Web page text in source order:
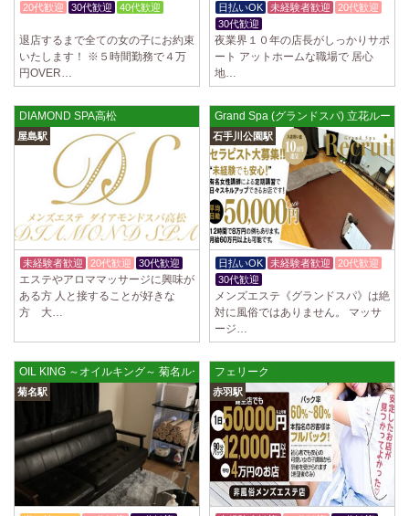
20代歓迎 30代歓迎
40代歓迎
退店するまで全ての女の子にお約束
いたします！ ※５時間勤務で４万
円OVER…
日払いOK 未経験者歓迎
20代歓迎
30代歓迎
夜業界１０年の店長がしっかりサポ
ート アットホームな職場で 居心
地…
DIAMOND SPA高松
屋島駅
未経験者歓迎 20代歓迎 30代歓迎
エステやアロママッサージに興味が
ある方 人と接することが好きな
方 大…
Grand Spa (グランドスパ) 立花ルーム
石手川公園駅
日払いOK 未経験者歓迎
20代歓迎
30代歓迎
メンズエステ《グランドスパ》は絶
対に風俗ではありません。 マッサ
ージ…
OIL KING ～オイルキング～ 菊名ルーム
菊名駅
フェリーク
赤羽駅